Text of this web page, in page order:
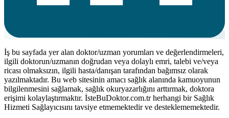
İş bu sayfada yer alan doktor/uzman yorumları ve değerlendirmeleri,
ilgili doktorun/uzmanın doğrudan veya dolaylı emri, talebi ve/veya
ricası olmaksızın, ilgili hasta/danışan tarafından bağımsız olarak
yazılmaktadır. Bu web sitesinin amacı sağlık alanında kamuoyunun
bilgilenmesini sağlamak, sağlık okuryazarlığını arttırmak, doktora
erişimi kolaylaştırmaktır. İsteBuDoktor.com.tr herhangi bir Sağlık
Hizmeti Sağlayıcısını tavsiye etmemektedir ve desteklememektedir.